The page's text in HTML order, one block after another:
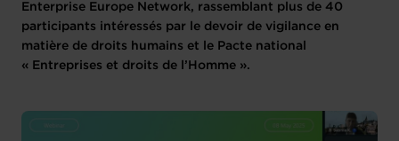
Enterprise Europe Network, rassemblant plus de 40
participants intéressés par le devoir de vigilance en
matière de droits humains et le Pacte national
« Entreprises et droits de l’Homme ».